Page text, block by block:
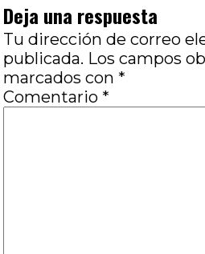
Deja una respuesta
Tu dirección de correo
publicada. Los campos
marcados con *
Comentario *